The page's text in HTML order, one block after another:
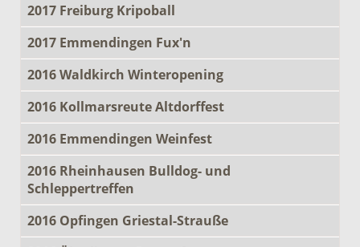
2017 Freiburg Kripoball
2017 Emmendingen Fux'n
2016 Waldkirch Winteropening
2016 Kollmarsreute Altdorffest
2016 Emmendingen Weinfest
2016 Rheinhausen Bulldog- und
Schleppertreffen
2016 Opfingen Griestal-Strauße